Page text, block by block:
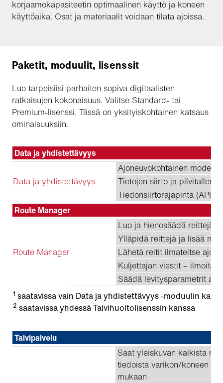
korjaamokapasiteetin optimaalinen käyttö ja koneen
käyttöaika. Osat ja materiaalit voidaan tilata ajoissa.
Paketit, moduulit, lisenssit
Luo tarpeisiisi parhaiten sopiva digitaalisten
ratkaisujen kokonaisuus. Valitse Standard- tai
Premium-lisenssi. Tässä on yksityiskohtainen katsaus
ominaisuuksiin.
Data ja yhdistettävyys
Data ja yhdistettävyys
Ajoneuvokohtainen
Tietojen siirto ja
Tiedonsiirtorajapinta (API),
Route Manager
Route Manager
Luo ja hienosäädä reittejä
Ylläpidä reittejä ja lisää
Lähetä reitit ilmateitse
Kuljettajan viestit – ilmoita
Säädä levitysparametrit
1 saatavissa vain Data ja yhdistettävyys -moduulin
2 saatavissa yhdessä Talvihuoltolisenssin kanssa
Talvipalvelu
Saat yleiskuvan kaikista
tiedoista varikon/koneen ja
mukaan